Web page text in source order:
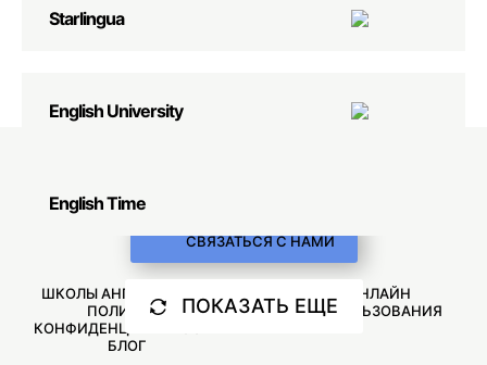
Starlingua
English University
English Time
ПОКАЗАТЬ ЕЩЕ
СВЯЗАТЬСЯ С НАМИ
ШКОЛЫ АНГЛИЙСКОГО
ОБУЧЕНИЕ ОНЛАЙН
ПОЛИТИКА
КОНФИДЕНЦИАЛЬНОСТИ
УСЛОВИЯ ИСПОЛЬЗОВАНИЯ
БЛОГ